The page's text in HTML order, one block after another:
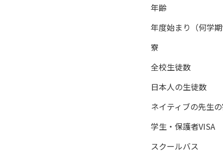
年齢
年度始まり（何学
寮
全校生徒数
日本人の生徒数
ネイティブの先生
学生・保護者VISA
スクールバス